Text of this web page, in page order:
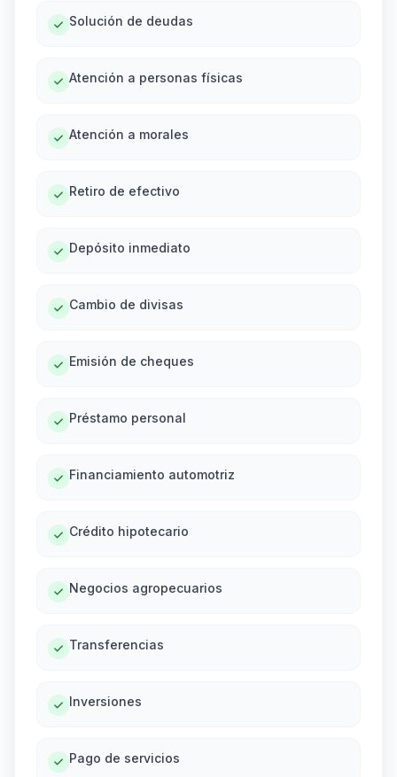
Solución de deudas
Atención a personas físicas
Atención a morales
Retiro de efectivo
Depósito inmediato
Cambio de divisas
Emisión de cheques
Préstamo personal
Financiamiento automotriz
Crédito hipotecario
Negocios agropecuarios
Transferencias
Inversiones
Pago de servicios